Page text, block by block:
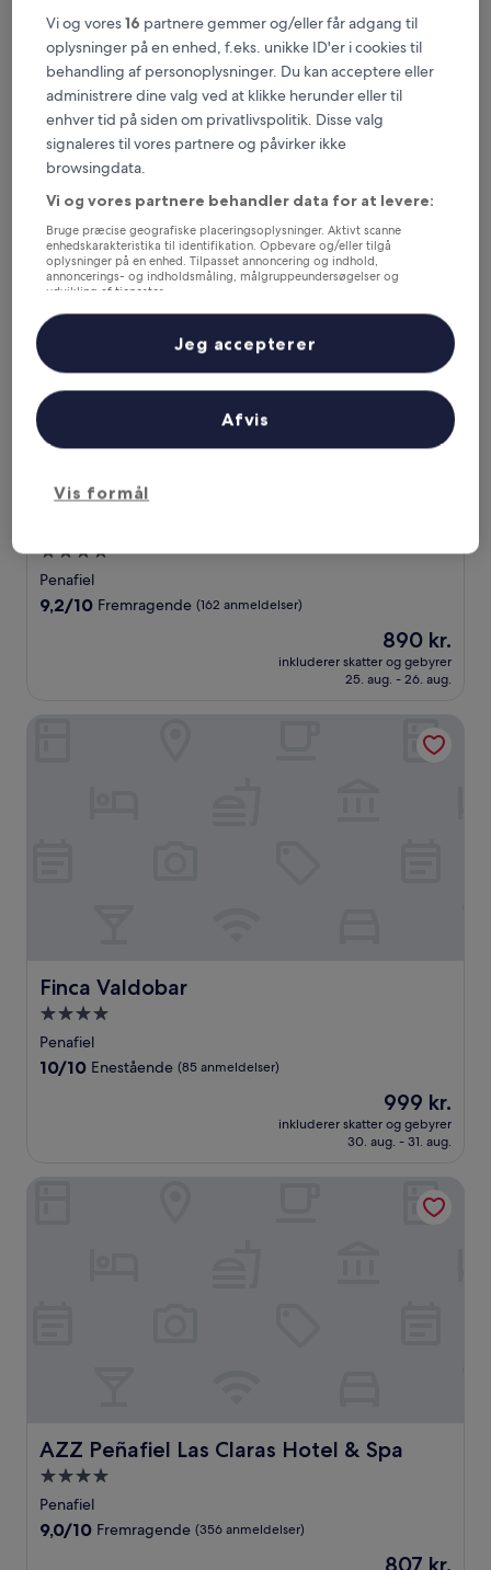
Lavida Vino - Spa Hotel
Lavida Vino - Spa Hotel
4.0-
stjernet
overnatningssted
Penafiel
8.6
ud
af
10,
(97
anmeldelser)
8,6/10 Fantastisk (97 anmeldelser)
er
493 kr.
inkluderer skatter og gebyrer
4.0-
stjernet
overnatningssted
Penafiel
9.2
anmeldelser)
9,2/10 Fremragende (162 anmeldelser)
Prisen
er
890 kr.
890 kr.
inkluderer skatter og gebyrer
25. aug. - 26. aug.
AF Pesquera
Finca Valdobar
Finca Valdobar
4.0-
stjernet
overnatningssted
Penafiel
10.0
anmeldelser)
10/10 Enestående (85 anmeldelser)
Prisen
er
999 kr.
999 kr.
inkluderer skatter og gebyrer
30. aug. - 31. aug.
AZZ Peñafiel Las Claras Hotel & Spa
AZZ Peñafiel Las Claras Hotel & Spa
4.0-
stjernet
overnatningssted
Penafiel
9.0
9,0/10 Fremragende (356 anmeldelser)
Prisen
807 kr.
Vi og vores16 partnere gemmer og/eller får adgang til
oplysninger på en enhed, f.eks. unikke ID'er i cookies til
behandling af personoplysninger. Du kan acceptere eller
administrere dine valg ved at klikke herunder eller til
enhver tid på siden om privatlivspolitik. Disse valg
signaleres til vores partnere og påvirker ikke
browsingdata.
Vi og vores partnere behandler data for at levere:
Bruge præcise geografiske placeringsoplysninger. Aktivt scanne
enhedskarakteristika til identifikation. Opbevare og/eller tilgå
oplysninger på en enhed. Tilpasset annoncering og indhold,
annoncerings- og indholdsmåling, målgruppeundersøgelser og
udvikling af tjenester.
Liste over partnere (leverandører)
Vis formål
Afvis
Jeg accepterer